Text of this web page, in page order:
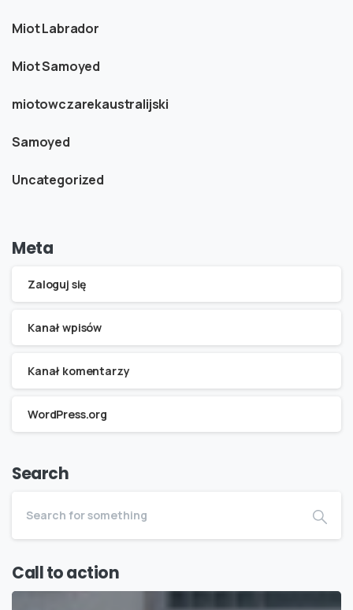
Miot Labrador
Miot Samoyed
miotowczarekaustralijski
Samoyed
Uncategorized
Meta
Zaloguj się
Kanał wpisów
Kanał komentarzy
WordPress.org
Search
Call to action